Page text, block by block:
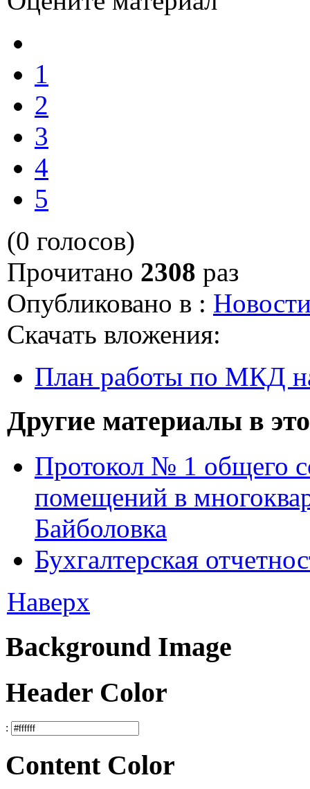
1
2
3
4
5
(0 голосов)
Прочитано 2308 раз
Опубликовано в :
Скачать вложения:
План работы по МКД
Другие материалы в
Протокол № 1 общего
помещений в
Байболовка
Бухгалтерская
Наверх
Background Image
Header Color
:
Content Color